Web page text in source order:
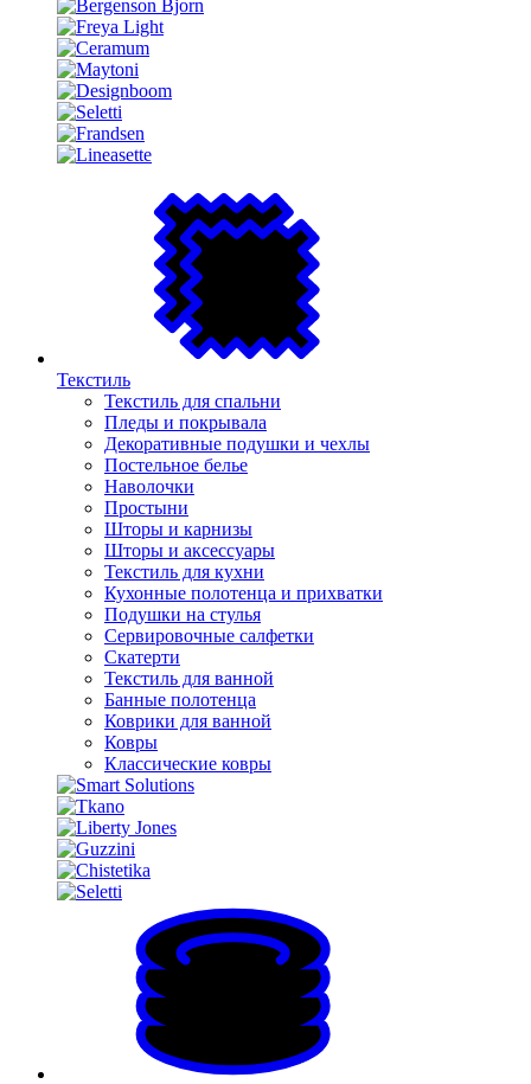
Текстиль
Текстиль для спальни
Пледы и покрывала
Декоративные подушки и чехлы
Постельное белье
Наволочки
Простыни
Шторы и карнизы
Шторы и аксессуары
Текстиль для кухни
Кухонные полотенца и прихватки
Подушки на стулья
Сервировочные салфетки
Скатерти
Текстиль для ванной
Банные полотенца
Коврики для ванной
Ковры
Классические ковры